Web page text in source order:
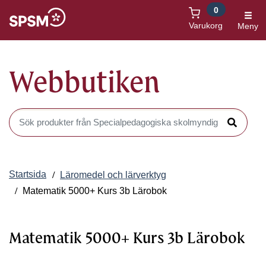
Varukorg
0
Meny
Webbutiken
Sök produkter i Webbutiken
Sök
Startsida
Läromedel och lärverktyg
Matematik 5000+ Kurs 3b Lärobok
Matematik 5000+ Kurs 3b Lärobok